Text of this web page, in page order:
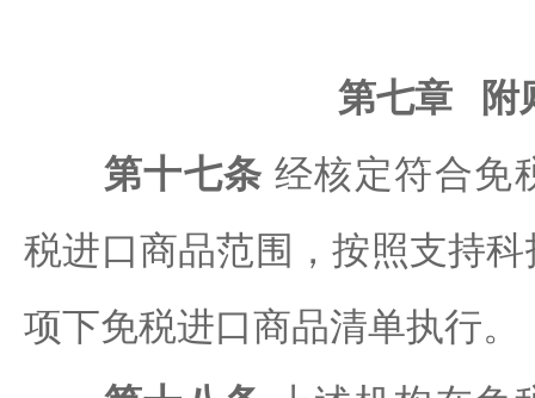
第七章 附
第十七条 经核定符合免
税进口商品范围，按照支持
项下免税进口商品清单执行。